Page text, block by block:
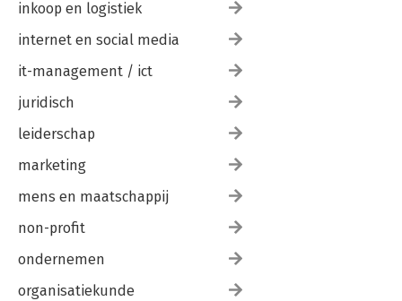
inkoop en logistiek
internet en social media
it-management / ict
juridisch
leiderschap
marketing
mens en maatschappij
non-profit
ondernemen
organisatiekunde